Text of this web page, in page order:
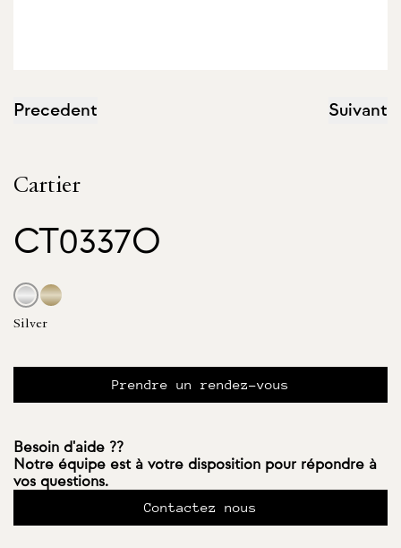
Precedent Suivant
Cartier
CT0337O
Silver
Prendre un rendez-vous
Besoin d'aide ??
Notre équipe est à votre disposition pour répondre à
vos questions.
Contactez nous